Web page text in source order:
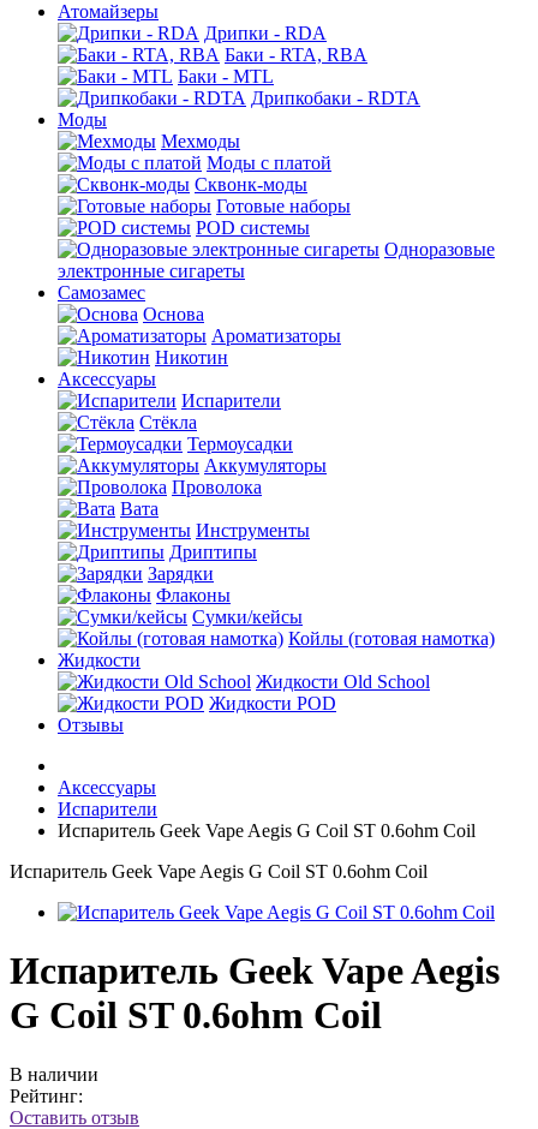
Атомайзеры
Дрипки - RDA
Баки - RTA, RBA
Баки - MTL
Дрипкобаки - RDTA
Моды
Мехмоды
Моды с платой
Сквонк-моды
Готовые наборы
POD системы
Одноразовые
электронные сигареты
Самозамес
Основа
Ароматизаторы
Никотин
Аксессуары
Испарители
Стёкла
Термоусадки
Аккумуляторы
Проволока
Вата
Инструменты
Дриптипы
Зарядки
Флаконы
Сумки/кейсы
Койлы (готовая намотка)
Жидкости
Жидкости Old School
Жидкости POD
Отзывы
Аксессуары
Испарители
Испаритель Geek Vape Aegis G Coil ST 0.6ohm Coil
Испаритель Geek Vape Aegis G Coil ST 0.6ohm Coil
Испаритель Geek Vape Aegis
G Coil ST 0.6ohm Coil
В наличии
Рейтинг:
Оставить отзыв